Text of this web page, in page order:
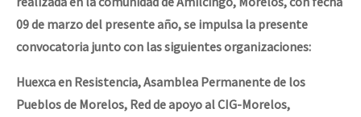
09 de marzo del presente año, se impulsa la presente
convocatoria junto con las siguientes organizaciones:
Huexca en Resistencia, Asamblea Permanente de los
Pueblos de Morelos, Red de apoyo al CIG-Morelos,